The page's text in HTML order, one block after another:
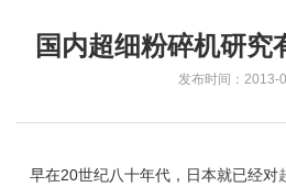
国内超细粉碎机研究
发布时间：2013-
早在20世纪八十年代，日本就已经对